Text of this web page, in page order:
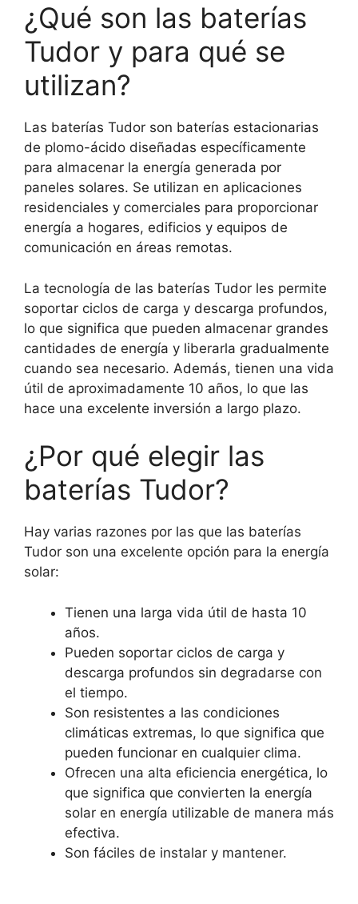
¿Qué son las baterías
Tudor y para qué se
utilizan?
Las baterías Tudor son baterías estacionarias
de plomo-ácido diseñadas específicamente
para almacenar la energía generada por
paneles solares. Se utilizan en aplicaciones
residenciales y comerciales para proporcionar
energía a hogares, edificios y equipos de
comunicación en áreas remotas.
La tecnología de las baterías Tudor les permite
soportar ciclos de carga y descarga profundos,
lo que significa que pueden almacenar grandes
cantidades de energía y liberarla gradualmente
cuando sea necesario. Además, tienen una vida
útil de aproximadamente 10 años, lo que las
hace una excelente inversión a largo plazo.
¿Por qué elegir las
baterías Tudor?
Hay varias razones por las que las baterías
Tudor son una excelente opción para la energía
solar:
Tienen una larga vida útil de hasta 10
años.
Pueden soportar ciclos de carga y
descarga profundos sin degradarse con
el tiempo.
Son resistentes a las condiciones
climáticas extremas, lo que significa que
pueden funcionar en cualquier clima.
Ofrecen una alta eficiencia energética, lo
que significa que convierten la energía
solar en energía utilizable de manera más
efectiva.
Son fáciles de instalar y mantener.